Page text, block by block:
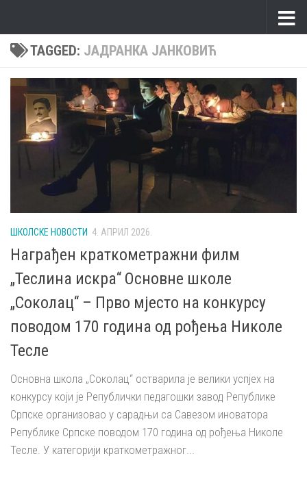
TAGGED: ЈАДРАНКА ЈАНКОВИЋ
ШКОЛСКЕ НОВОСТИ 4. АПРИЛ 2026.
Награђен краткометражни филм
„Теслина искра“ Основне школе
„Соколац“ – Прво мјесто на конкурсу
поводом 170 година од рођења Николе
Тесле
Основна школа „Соколац“ остварила је велики успјех на
конкурсу који је Републички педагошки завод Републике
Српске организовао у сарадњи са Савезом иноватора
Републике Српске поводом 170 година од рођења Николе
Тесле. У категорији краткометражног...